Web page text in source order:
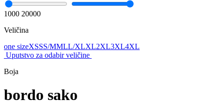
1000 20000
Veličina
one sizeXSSS/MMLL/XLXL2XL3XL4XL
Uputstvo za odabir veličine
Boja
bordo sako